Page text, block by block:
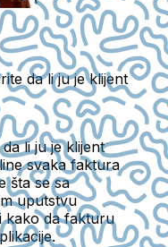
da li ju je klijent
li ju je klijent
svaka faktura
šta se sa
uputstvu
kako da fakturu